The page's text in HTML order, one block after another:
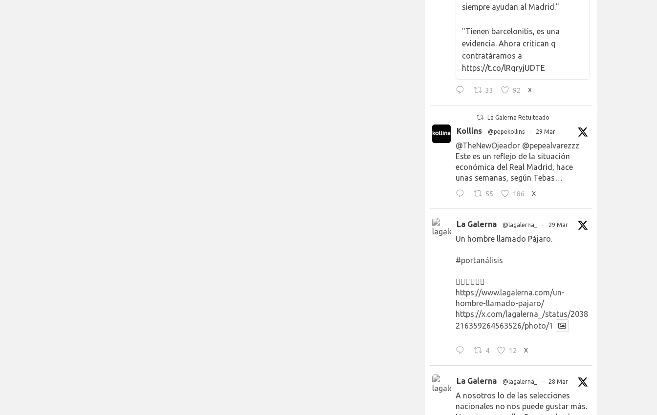
siempre ayudan al Madrid."
"Tienen barcelonitis, es una
evidencia. Ahora critican q
contratáramos a
https://t.co/lRqryjUDTE
33 92 X
La Galerna Retuiteado
Kollins @pepekollins · 29 Mar
@TheNewOjeador @pepealvarezzz
Este es un reflejo de la situación
económica del Real Madrid, hace
unas semanas, según Tebas…
55 186 X
La Galerna @lagalerna_ · 29 Mar
Un hombre llamado Pájaro.
#portanálisis
👉🏻👉🏻👉🏻
https://www.lagalerna.com/un-
hombre-llamado-pajaro/
https://x.com/lagalerna_/status/2038
216359264563526/photo/1
4 12 X
La Galerna @lagalerna_ · 28 Mar
A nosotros lo de las selecciones
nacionales no nos puede gustar más.